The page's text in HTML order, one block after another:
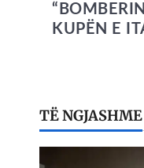
KUPËN E
TË NGJASHME